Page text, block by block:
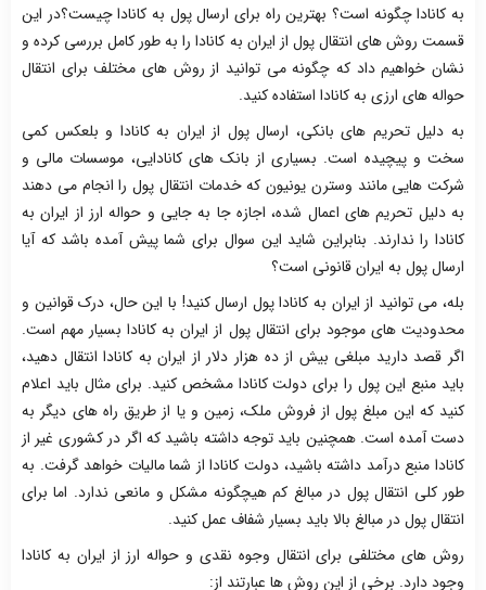
به کانادا چگونه است؟ بهترین راه برای ارسال پول به کانادا چیست؟در این
قسمت روش های انتقال پول از ایران به کانادا را به طور کامل بررسی کرده و
نشان خواهیم داد که چگونه می توانید از روش های مختلف برای انتقال
حواله های ارزی به کانادا استفاده کنید.
به دلیل تحریم های بانکی، ارسال پول از ایران به کانادا و بلعکس کمی
سخت و پیچیده است. بسیاری از بانک های کانادایی، موسسات مالی و
شرکت هایی مانند وسترن یونیون که خدمات انتقال پول را انجام می دهند
به دلیل تحریم های اعمال شده، اجازه جا به جایی و حواله ارز از ایران به
کانادا را ندارند. بنابراین شاید این سوال برای شما پیش آمده باشد که آیا
ارسال پول به ایران قانونی است؟
بله، می توانید از ایران به کانادا پول ارسال کنید! با این حال، درک قوانین و
محدودیت های موجود برای انتقال پول از ایران به کانادا بسیار مهم است.
اگر قصد دارید مبلغی بیش از ده هزار دلار از ایران به کانادا انتقال دهید،
باید منبع این پول را برای دولت کانادا مشخص کنید. برای مثال باید اعلام
کنید که این مبلغ پول از فروش ملک، زمین و یا از طریق راه های دیگر به
دست آمده است. همچنین باید توجه داشته باشید که اگر در کشوری غیر از
کانادا منبع درآمد داشته باشید، دولت کانادا از شما مالیات خواهد گرفت. به
طور کلی انتقال پول در مبالغ کم هیچگونه مشکل و مانعی ندارد. اما برای
انتقال پول در مبالغ بالا باید بسیار شفاف عمل کنید.
روش های مختلفی برای انتقال وجوه نقدی و حواله ارز از ایران به کانادا
وجود دارد. برخی از این روش ها عبارتند از: